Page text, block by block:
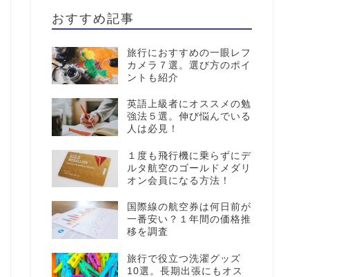
おすすめ記事
旅行におすすめの一眼レフ
カメラ７選。選び方のポイ
ントも紹介
英語上級者にオススメの勉
強法５選。伸び悩んでいる
人は必見！
１度も飛行機に乗らずにデ
ルタ航空のゴールドメダリ
オン会員になる方法！
国際線の航空券は何日前が
一番安い？１年間の価格推
移を調査
旅行で役立つ洗濯グッズ
10選。長期出張にもオス